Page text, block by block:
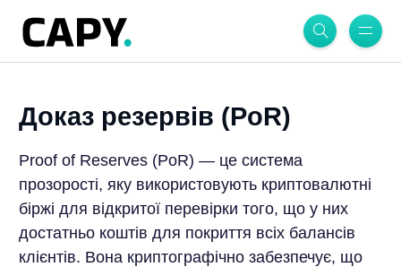
Доказ резервів (PoR)
Proof of Reserves (PoR) — це система
прозорості, яку використовують криптовалютні
біржі для відкритої перевірки того, що у них
достатньо коштів для покриття всіх балансів
клієнтів. Вона криптографічно забезпечує, що